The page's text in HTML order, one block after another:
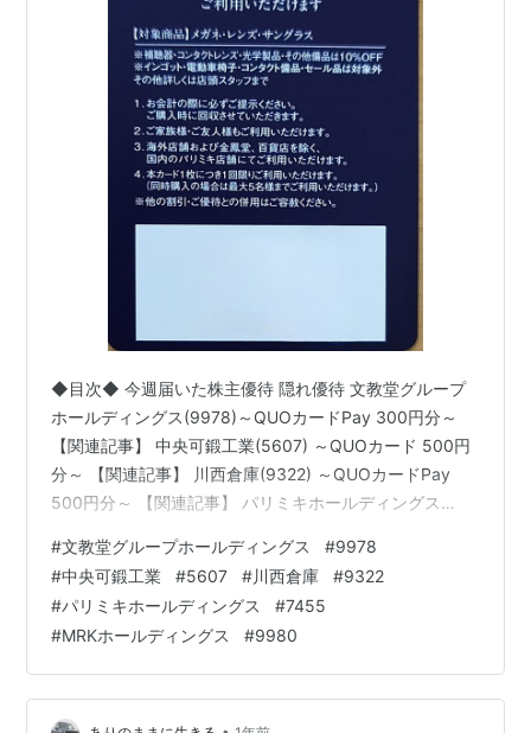
◆目次◆ 今週届いた株主優待 隠れ優待 文教堂グループ
ホールディングス(9978)～QUOカードPay 300円分～
【関連記事】 中央可鍛工業(5607) ～QUOカード 500円
分～ 【関連記事】 川西倉庫(9322) ～QUOカードPay
500円分～ 【関連記事】 パリミキホールディングス
MRKホールディングス(9980) ～株主特別優待割引券～
【関連記事】 ブログをご覧頂き、ありがとうございま
す。 私は「shousanshouuo」と申します。 中小型バリュ
ー株を中心とした長期投資スタンスで、 兼業投資家とし
て活動して…
#文教堂グループホールディングス #9978
#中央可鍛工業 #5607 #川西倉庫 #9322
#パリミキホールディングス #7455
#MRKホールディングス #9980